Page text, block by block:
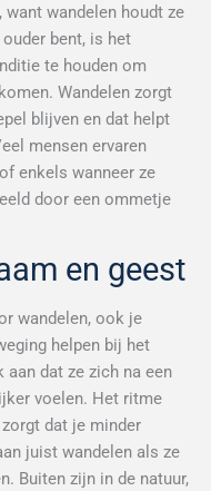
wandelen houdt ze
bent, is het
te houden om
Wandelen zorgt
blijven en dat helpt
mensen ervaren
enkels wanneer ze
door een ommetje
en geest
wandelen, ook je
helpen bij het
aan dat ze zich na een
voelen. Het ritme
dat je minder
juist wandelen als ze
Buiten zijn in de natuur,